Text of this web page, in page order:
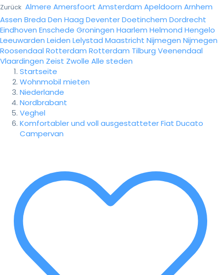
Zurück Almere Amersfoort Amsterdam Apeldoorn Arnhem
Assen Breda Den Haag DeventerDoetinchem Dordrecht
Eindhoven Enschede Groningen Haarlem Helmond Hengelo
Leeuwarden Leiden Lelystad Maastricht Nijmegen Nijmegen
Roosendaal Rotterdam Rotterdam Tilburg Veenendaal
Vlaardingen Zeist Zwolle Alle steden
Startseite
Wohnmobil mieten
Niederlande
Nordbrabant
Veghel
Komfortabler und voll ausgestatteter Fiat Ducato
Campervan